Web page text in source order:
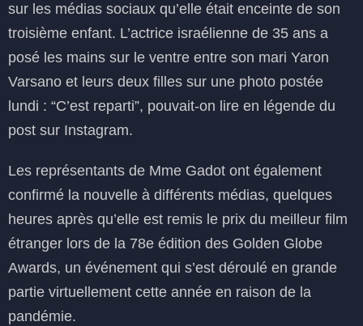
sur les médias sociaux qu’elle était enceinte de son
troisième enfant. L’actrice israélienne de 35 ans a
posé les mains sur le ventre entre son mari Yaron
Varsano et leurs deux filles sur une photo postée
lundi : “C’est reparti”, pouvait-on lire en légende du
post sur Instagram.
Les représentants de Mme Gadot ont également
confirmé la nouvelle à différents médias, quelques
heures après qu’elle est remis le prix du meilleur film
étranger lors de la 78e édition des Golden Globe
Awards, un événement qui s’est déroulé en grande
partie virtuellement cette année en raison de la
pandémie.